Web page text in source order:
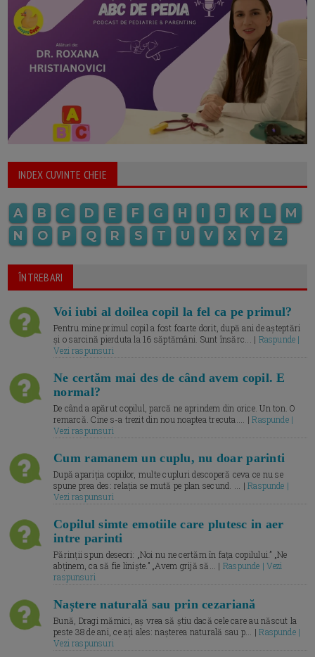
INDEX CUVINTE CHEIE
A B C D E F G H I J K L
M
N
O P Q R S T U V X Y Z
ÎNTREBARI
Voi iubi al doilea copil la fel ca pe primul?
Pentru mine primul copil a fost foarte dorit, după ani de așteptări
și o sarcină pierduta la 16 săptămâni. Sunt însărc... | Raspunde |
Vezi raspunsuri
Ne certăm mai des de când avem copil. E
normal?
De când a apărut copilul, parcă ne aprindem din orice. Un ton. O
remarcă. Cine s-a trezit din nou noaptea trecuta.... |Raspunde |
Vezi raspunsuri
Cum ramanem un cuplu, nu doar parinti
După apariția copiilor, multe cupluri descoperă ceva ce nu se
spune prea des: relația se mută pe plan secund. ... |Raspunde |
Vezi raspunsuri
Copilul simte emotiile care plutesc in aer
intre parinti
Părinții spun deseori: „Noi nu ne certăm în fața copilului.” „Ne
abținem, ca să fie liniște.” „Avem grijă să... | Raspunde | Vezi
raspunsuri
Naștere naturală sau prin cezariană
Bună, Dragi mămici, aș vrea să știu dacă cele care au născut la
peste 38 de ani, ce ați ales: nașterea naturală sau p... |Raspunde |
Vezi raspunsuri